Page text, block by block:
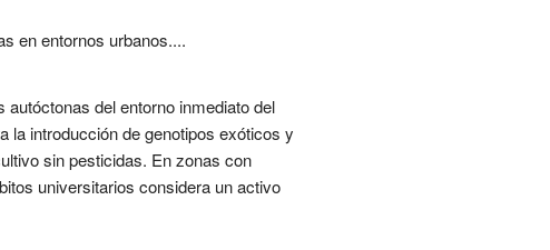
en entornos urbanos....
del entorno inmediato del
la introducción de genotipos exóticos y
sin pesticidas. En zonas con
universitarios considera un activo